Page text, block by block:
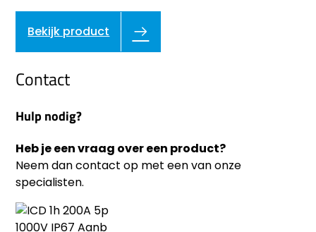
Bekijk product
Contact
Hulp nodig?
Heb je een vraag over een product?
Neem dan contact op met een van onze
specialisten.